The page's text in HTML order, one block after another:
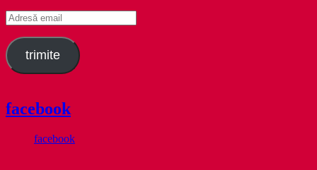
Adresă
email
trimite
facebook
facebook